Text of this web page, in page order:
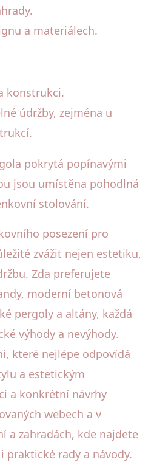
a materiálech.
konstrukci.
údržby, zejména u
pokrytá popínavými
jsou umístěna pohodlná
stolování.
posezení pro
zvážit nejen estetiku,
Zda preferujete
moderní betonová
pergoly a altány, každá
výhody a nevýhody.
které nejlépe odpovídá
a estetickým
a konkrétní návrhy
webech a v
a zahradách, kde najdete
praktické rady a návody.